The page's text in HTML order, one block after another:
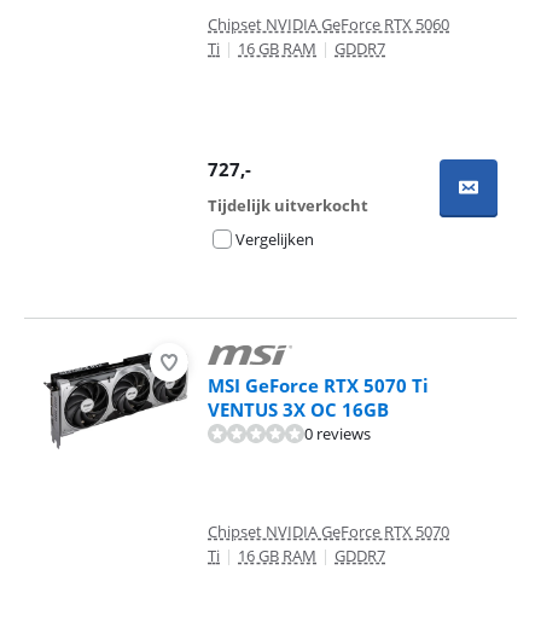
Chipset NVIDIA GeForce RTX 5060
Ti | 16 GB RAM | GDDR7
727,-
Tijdelijk uitverkocht
Vergelijken
MSI GeForce RTX 5070 Ti
VENTUS 3X OC 16GB
0 reviews
Chipset NVIDIA GeForce RTX 5070
Ti | 16 GB RAM | GDDR7